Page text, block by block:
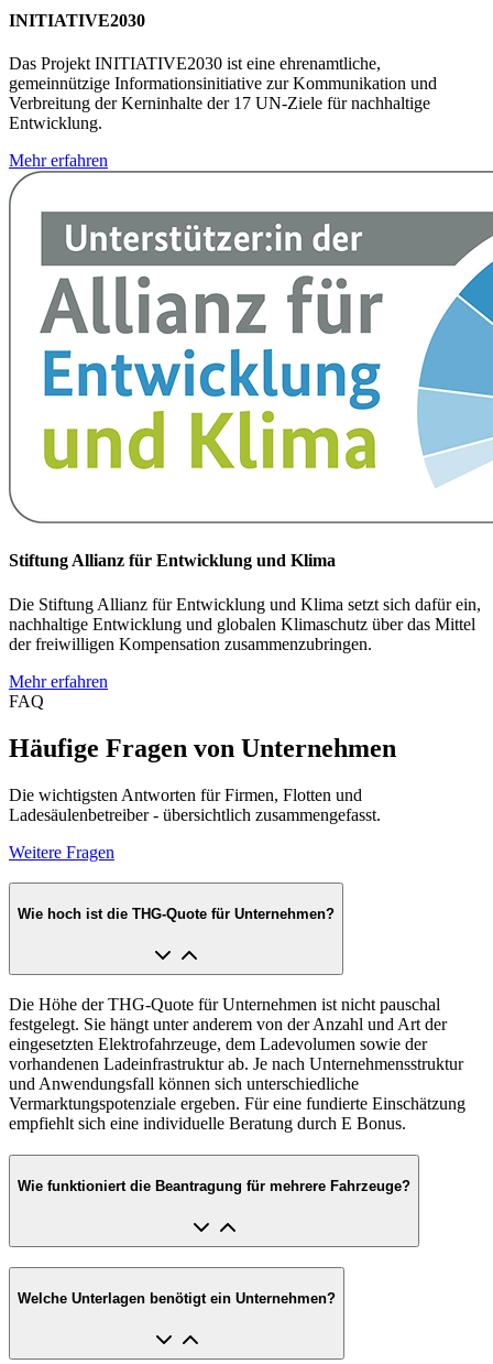
INITIATIVE2030
Das Projekt INITIATIVE2030 ist eine ehrenamtliche,
gemeinnützige Informationsinitiative zur Kommunikation und
Verbreitung der Kerninhalte der 17 UN-Ziele für nachhaltige
Entwicklung.
Mehr erfahren
Stiftung Allianz für Entwicklung und Klima
Die Stiftung Allianz für Entwicklung und Klima setzt sich dafür ein,
nachhaltige Entwicklung und globalen Klimaschutz über das Mittel
der freiwilligen Kompensation zusammenzubringen.
Mehr erfahren
FAQ
Häufige Fragen von Unternehmen
Die wichtigsten Antworten für Firmen, Flotten und
Ladesäulenbetreiber - übersichtlich zusammengefasst.
Weitere Fragen
Wie hoch ist die THG-Quote für Unternehmen?
Die Höhe der THG-Quote für Unternehmen ist nicht pauschal
festgelegt. Sie hängt unter anderem von der Anzahl und Art der
eingesetzten Elektrofahrzeuge, dem Ladevolumen sowie der
vorhandenen Ladeinfrastruktur ab. Je nach Unternehmensstruktur
und Anwendungsfall können sich unterschiedliche
Vermarktungspotenziale ergeben. Für eine fundierte Einschätzung
empfiehlt sich eine individuelle Beratung durch E Bonus.
Wie funktioniert die Beantragung für mehrere Fahrzeuge?
Welche Unterlagen benötigt ein Unternehmen?